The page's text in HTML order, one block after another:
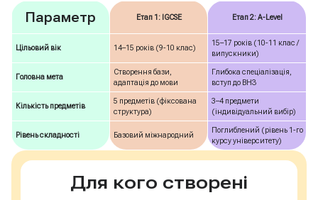
Параметр Етап 1: IGCSE Етап 2: A-Level
Цільовий вік 14–15 років (9-10 клас)
15–17 років (10-11 клас /
випускники)
Головна мета
Створення бази,
адаптація до мови
Глибока спеціалізація,
вступ до ВНЗ
Кількість предметів
5 предметів (фіксована
структура)
3–4 предмети
(індивідуальний вибір)
Рівень складності Базовий міжнародний
Поглиблений (рівень 1-го
курсу університету)
Для кого створені